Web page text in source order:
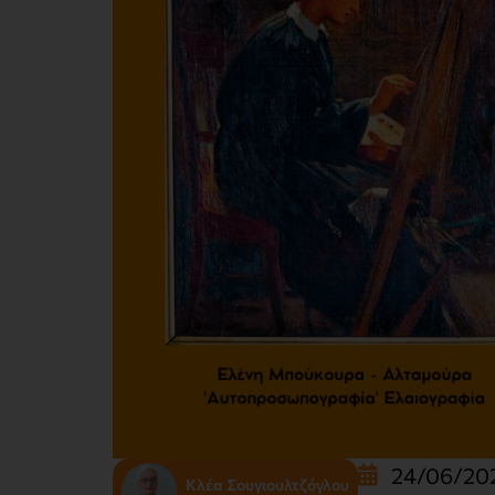
Κλέα Σουγιουλτζόγλου 24/06/